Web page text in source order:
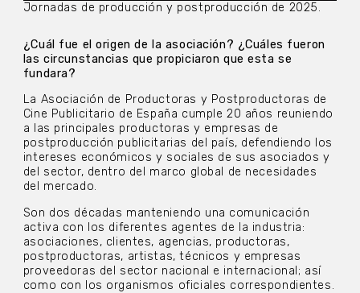
Jornadas de producción y postproducción de 2025.
¿Cuál fue el origen de la asociación? ¿Cuáles fueron
las circunstancias que propiciaron que esta se
fundara?
La Asociación de Productoras y Postproductoras de
Cine Publicitario de España cumple 20 años reuniendo
a las principales productoras y empresas de
postproducción publicitarias del país, defendiendo los
intereses económicos y sociales de sus asociados y
del sector, dentro del marco global de necesidades
del mercado.
Son dos décadas manteniendo una comunicación
activa con los diferentes agentes de la industria:
asociaciones, clientes, agencias, productoras,
postproductoras, artistas, técnicos y empresas
proveedoras del sector nacional e internacional; así
como con los organismos oficiales correspondientes.